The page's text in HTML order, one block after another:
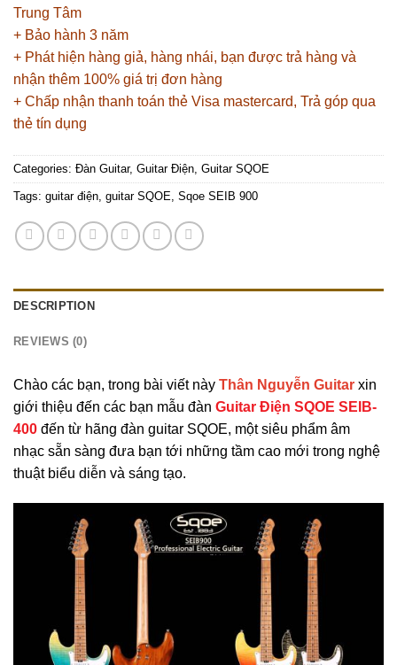
Trung Tâm
+ Bảo hành 3 năm
+ Phát hiện hàng giả, hàng nhái, bạn được trả hàng và
nhận thêm 100% giá trị đơn hàng
+ Chấp nhận thanh toán thẻ Visa mastercard, Trả góp qua
thẻ tín dụng
Categories: Đàn Guitar, Guitar Điện, Guitar SQOE
Tags: guitar điện, guitar SQOE, Sqoe SEIB 900
DESCRIPTION
REVIEWS (0)
Chào các bạn, trong bài viết này Thân Nguyễn Guitar xin
giới thiệu đến các bạn mẫu đàn Guitar Điện SQOE SEIB-
400 đến từ hãng đàn guitar SQOE, một siêu phẩm âm
nhạc sẵn sàng đưa bạn tới những tầm cao mới trong nghệ
thuật biểu diễn và sáng tạo.